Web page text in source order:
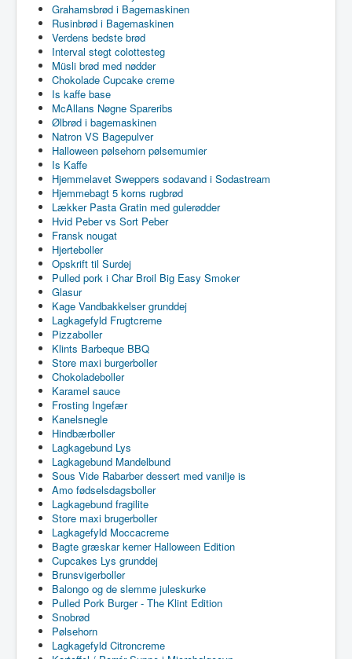
Grahamsbrød i Bagemaskinen
Rusinbrød i Bagemaskinen
Verdens bedste brød
Interval stegt colottesteg
Müsli brød med nødder
Chokolade Cupcake creme
Is kaffe base
McAllans Nøgne Spareribs
Ølbrød i bagemaskinen
Natron VS Bagepulver
Halloween pølsehorn pølsemumier
Is Kaffe
Hjemmelavet Sweppers sodavand i Sodastream
Hjemmebagt 5 korns rugbrød
Lækker Pasta Gratin med gulerødder
Hvid Peber vs Sort Peber
Fransk nougat
Hjerteboller
Opskrift til Surdej
Pulled pork i Char Broil Big Easy Smoker
Glasur
Kage Vandbakkelser grunddej
Lagkagefyld Frugtcreme
Pizzaboller
Klints Barbeque BBQ
Store maxi burgerboller
Chokoladeboller
Karamel sauce
Frosting Ingefær
Kanelsnegle
Hindbærboller
Lagkagebund Lys
Lagkagebund Mandelbund
Sous Vide Rabarber dessert med vanilje is
Amo fødselsdagsboller
Lagkagebund fragilite
Store maxi brugerboller
Lagkagefyld Moccacreme
Bagte græskar kerner Halloween Edition
Cupcakes Lys grunddej
Brunsvigerboller
Balongo og de slemme juleskurke
Pulled Pork Burger - The Klint Edition
Snobrød
Pølsehorn
Lagkagefyld Citroncreme